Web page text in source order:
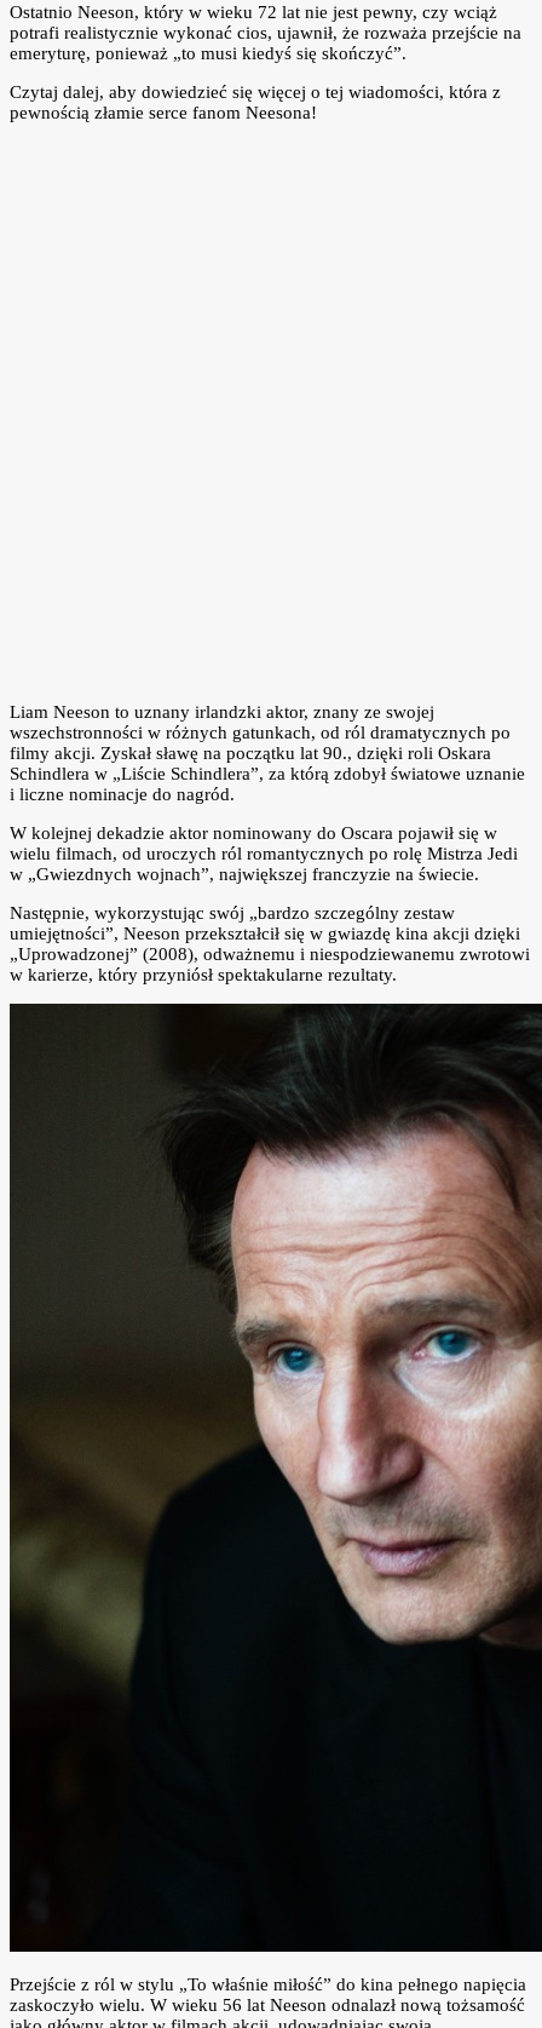
Ostatnio Neeson, który w wieku 72 lat nie jest pewny, czy wciąż
potrafi realistycznie wykonać cios, ujawnił, że rozważa przejście na
emeryturę, ponieważ „to musi kiedyś się skończyć”.
Czytaj dalej, aby dowiedzieć się więcej o tej wiadomości, która z
pewnością złamie serce fanom Neesona!
Liam Neeson to uznany irlandzki aktor, znany ze swojej
wszechstronności w różnych gatunkach, od ról dramatycznych po
filmy akcji. Zyskał sławę na początku lat 90., dzięki roli Oskara
Schindlera w „Liście Schindlera”, za którą zdobył światowe uznanie
i liczne nominacje do nagród.
W kolejnej dekadzie aktor nominowany do Oscara pojawił się w
wielu filmach, od uroczych ról romantycznych po rolę Mistrza Jedi
w „Gwiezdnych wojnach”, największej franczyzie na świecie.
Następnie, wykorzystując swój „bardzo szczególny zestaw
umiejętności”, Neeson przekształcił się w gwiazdę kina akcji dzięki
„Uprowadzonej” (2008), odważnemu i niespodziewanemu zwrotowi
w karierze, który przyniósł spektakularne rezultaty.
Przejście z ról w stylu „To właśnie miłość” do kina pełnego napięcia
zaskoczyło wielu. W wieku 56 lat Neeson odnalazł nową tożsamość